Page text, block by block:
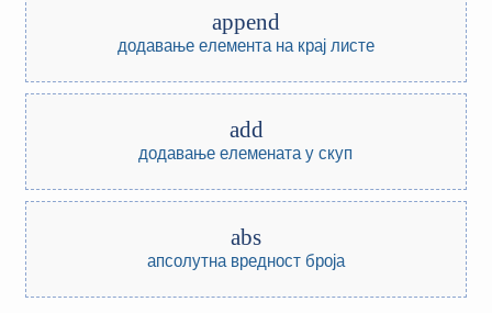
append
додавање елемента на крај листе
add
додавање елемената у скуп
abs
апсолутна вредност броја